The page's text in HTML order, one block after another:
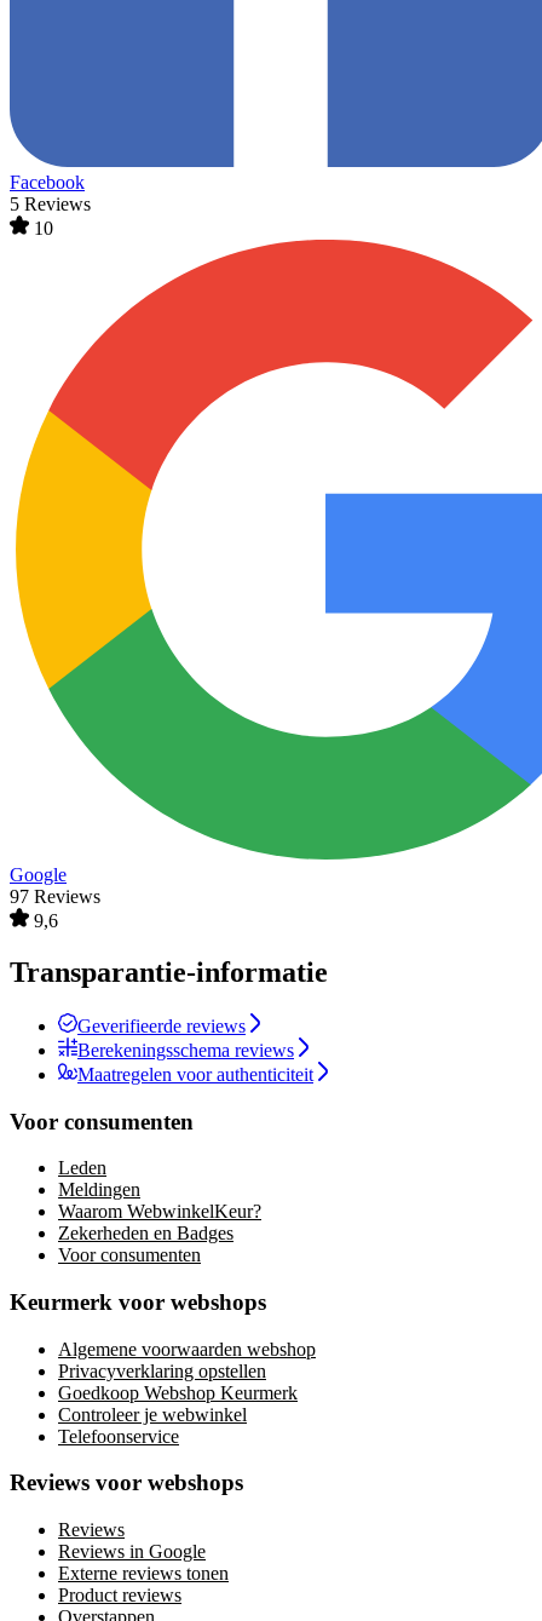
Facebook
5 Reviews
10
Google
97 Reviews
9,6
Transparantie-informatie
Geverifieerde reviews
Berekeningsschema reviews
Maatregelen voor authenticiteit
Voor consumenten
Leden
Meldingen
Waarom WebwinkelKeur?
Zekerheden en Badges
Voor consumenten
Keurmerk voor webshops
Algemene voorwaarden webshop
Privacyverklaring opstellen
Goedkoop Webshop Keurmerk
Controleer je webwinkel
Telefoonservice
Reviews voor webshops
Reviews
Reviews in Google
Externe reviews tonen
Product reviews